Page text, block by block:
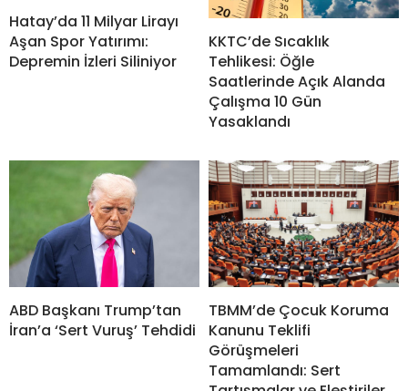
Hatay’da 11 Milyar Lirayı
Aşan Spor Yatırımı:
Depremin İzleri Siliniyor
KKTC’de Sıcaklık
Tehlikesi: Öğle
Saatlerinde Açık Alanda
Çalışma 10 Gün
Yasaklandı
ABD Başkanı Trump’tan
İran’a ‘Sert Vuruş’ Tehdidi
TBMM’de Çocuk Koruma
Kanunu Teklifi
Görüşmeleri
Tamamlandı: Sert